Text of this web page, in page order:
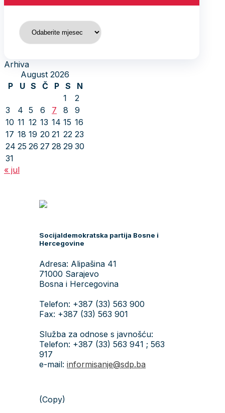
Arhiva
Arhiva
August 2026
P
U S Č P S
N
1
2
3
4 5 6 7 8
9
10 11 12 13 14 15 16
17 18 19 20 21 22 23
24 25 26 27 28 29 30
31
« jul
Socijaldemokratska partija Bosne i
Hercegovine
Adresa: Alipašina 41
71000 Sarajevo
Bosna i Hercegovina
Telefon: +387 (33) 563 900
Fax: +387 (33) 563 901
Služba za odnose s javnošću:
Telefon: +387 (33) 563 941 ; 563
917
e-mail: informisanje@sdp.ba
(Copy)